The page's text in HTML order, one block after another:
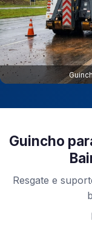
Guincho
Resgate e